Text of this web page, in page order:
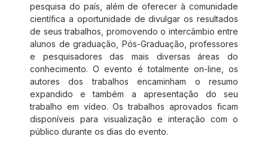
pesquisa do país, além de oferecer à comunidade
científica a oportunidade de divulgar os resultados
de seus trabalhos, promovendo o intercâmbio entre
alunos de graduação, Pós-Graduação, professores
e pesquisadores das mais diversas áreas do
conhecimento. O evento é totalmente on-line, os
autores dos trabalhos encaminham o resumo
expandido e também a apresentação do seu
trabalho em vídeo. Os trabalhos aprovados ficam
disponíveis para visualização e interação com o
público durante os dias do evento.